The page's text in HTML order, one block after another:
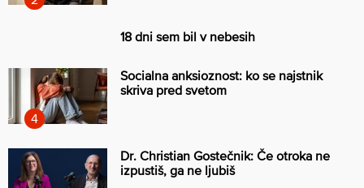
18 dni sem bil v nebesih
Socialna anksioznost: ko se najstnik
skriva pred svetom
Dr. Christian Gostečnik: Če otroka ne
izpustiš, ga ne ljubiš